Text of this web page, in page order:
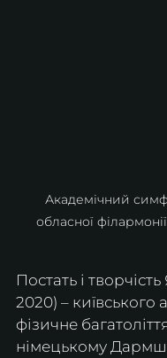
Академічний
обласної
Постать і
2020) – київського
фізичне
німецькому